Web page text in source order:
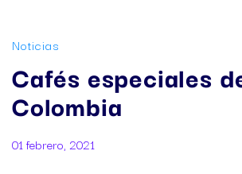
Noticias
Cafés especiales
Colombia
01 febrero, 2021